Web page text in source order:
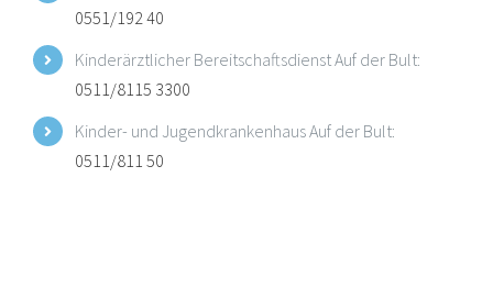
0551/192 40
Kinderärztlicher Bereitschaftsdienst Auf der Bult:
0511/8115 3300
Kinder- und Jugendkrankenhaus Auf der Bult:
0511/811 50